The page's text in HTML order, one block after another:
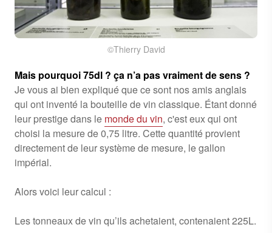
©Thierry David
Mais pourquoi 75dl ? ça n’a pas vraiment de sens ?
Je vous ai bien expliqué que ce sont nos amis anglais
qui ont inventé la bouteille de vin classique. Étant donné
leur prestige dans le monde du vin, c'est eux qui ont
choisi la mesure de 0,75 litre. Cette quantité provient
directement de leur système de mesure, le gallon
impérial.
Alors voici leur calcul :
Les tonneaux de vin qu’ils achetaient, contenaient 225L.